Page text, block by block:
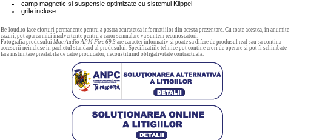
camp magnetic si suspensie optimizate cu sistemul Klippel
grile incluse
Be-loud.ro face eforturi permanente pentru a pastra acuratetea informatiilor din acesta prezentare. Cu toate acestea, in anumite
cazuri, pot aparea mici inadvertente pentru a caror semnalare va suntem recunoscatori.
Fotografia produsului Mac Audio APM Fire 69.3 are caracter informativ si poate sa difere de produsul real sau sa contina
accesorii neincluse in pachetul standard al produsului. Specificatiile tehnice pot contine erori de operare si pot fi schimbate
fara instiintare prealabila de catre producator, neconstituind obligativitate contractuala.